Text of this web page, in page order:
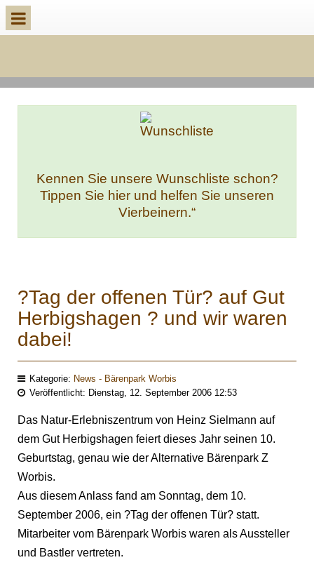
Kennen Sie unsere Wunschliste schon?
Tippen Sie hier und helfen Sie unseren
Vierbeinern.“
?Tag der offenen Tür? auf Gut
Herbigshagen ? und wir waren
dabei!
Kategorie: News - Bärenpark Worbis
Veröffentlicht: Dienstag, 12. September 2006 12:53
Das Natur-Erlebniszentrum von Heinz Sielmann auf
dem Gut Herbigshagen feiert dieses Jahr seinen 10.
Geburtstag, genau wie der Alternative Bärenpark Z
Worbis.
Aus diesem Anlass fand am Sonntag, dem 10.
September 2006, ein ?Tag der offenen Tür? statt.
Mitarbeiter vom Bärenpark Worbis waren als Aussteller
und Bastler vertreten.